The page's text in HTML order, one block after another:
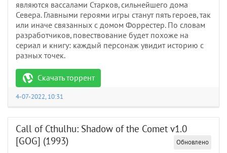
являются вассалами Старков, сильнейшего дома
Севера. Главными героями игры станут пять героев, так
или иначе связанных с домом Форрестер. По словам
разработчиков, повествование будет похоже на
сериал и книгу: каждый персонаж увидит историю с
разных точек.
Скачать торрент
4-07-2022, 10:31
Call of Cthulhu: Shadow of the Comet v1.0
[GOG] (1993)
Обновлено